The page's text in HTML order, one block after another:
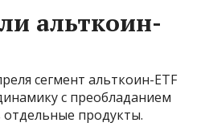
альткоин-
сегмент альткоин-ETF
с преобладанием
продукты.